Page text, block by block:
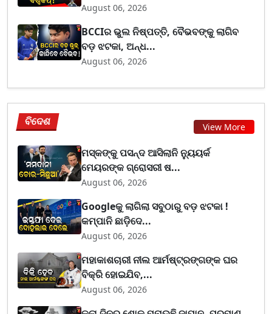
August 06, 2026
BCCIର ଭୁଲ ନିଷ୍ପତ୍ତି, ବୈଭବଙ୍କୁ ଲାଗିବ
ବଡ଼ ଝଟକା, ଅନ୍ଧ...
August 06, 2026
ବିଦେଶ View More
ମସ୍କଙ୍କୁ ପସନ୍ଦ ଆସିଲାନି ନ୍ୟୁୟର୍କ
ମେୟରଙ୍କ ଗ୍ରୋସରୀ ଷ...
August 06, 2026
Googleକୁ ଲାଗିଲା ସବୁଠାରୁ ବଡ଼ ଝଟକା !
କମ୍ପାନି ଛାଡ଼ିଦେ...
August 06, 2026
ମହାକାଶଚାରୀ ନୀଲ ଆର୍ମଷ୍ଟ୍ରଙ୍ଗଙ୍କ ଘର
ବିକ୍ରି ହୋଇଯିବ,...
August 06, 2026